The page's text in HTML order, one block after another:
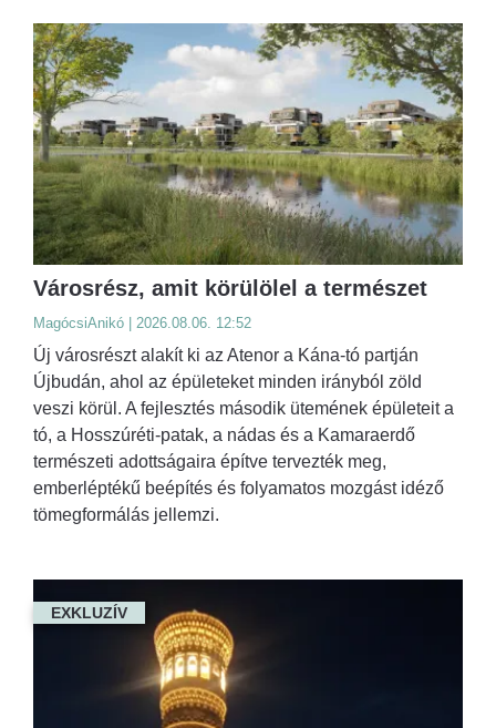
Városrész, amit körülölel a természet
MagócsiAnikó | 2026.08.06. 12:52
Új városrészt alakít ki az Atenor a Kána-tó partján
Újbudán, ahol az épületeket minden irányból zöld
veszi körül. A fejlesztés második ütemének épületeit a
tó, a Hosszúréti-patak, a nádas és a Kamaraerdő
természeti adottságaira építve tervezték meg,
emberléptékű beépítés és folyamatos mozgást idéző
tömegformálás jellemzi.
EXKLUZÍV